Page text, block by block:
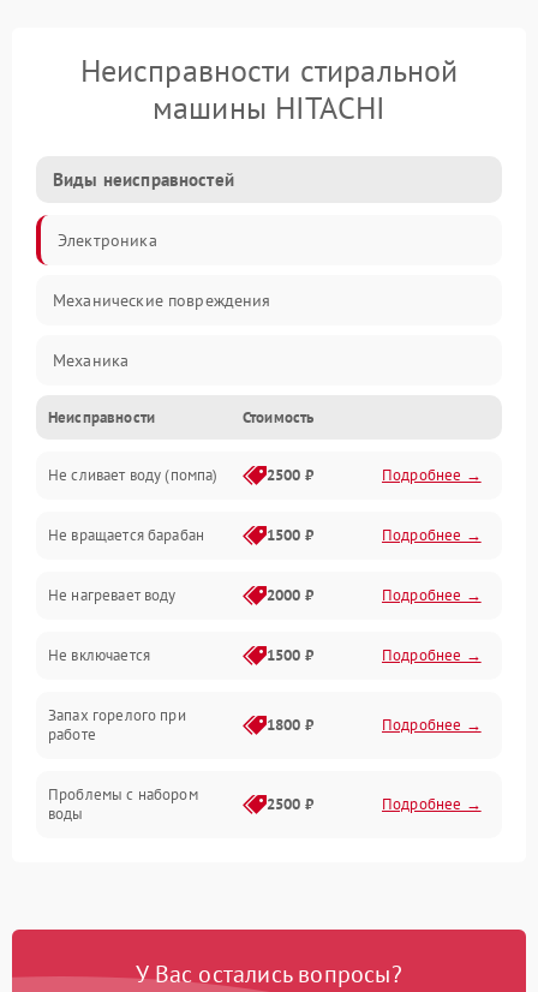
Неисправности стиральной
машины HITACHI
Виды неисправностей
Электроника
Механические повреждения
Механика
Электропитание
Водоснабжение
Слив
Программное обеспечение
Неисправности Стоимость
Не сливает воду (помпа) 2500 ₽ Подробнее →
Не вращается барабан 1500 ₽ Подробнее →
Не нагревает воду 2000 ₽ Подробнее →
Не включается 1500 ₽ Подробнее →
Запах горелого при
работе
1800 ₽ Подробнее →
Проблемы с набором
воды
2500 ₽ Подробнее →
Замена платы управления 2200 ₽ Подробнее →
У Вас остались вопросы?